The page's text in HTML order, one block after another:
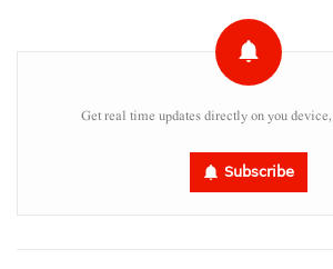
Get real time updates directly on you
Subscribe